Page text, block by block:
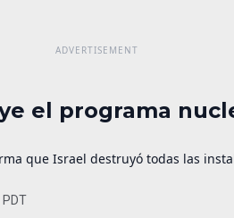
el programa
que Israel destruyó todas las
PDT